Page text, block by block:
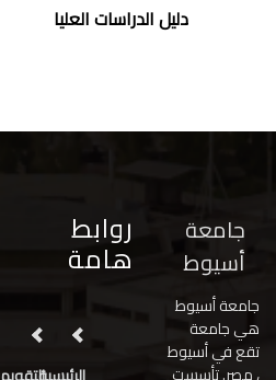
دليل الدراسات العليا
جامعة
أسيوط
جامعة أسيوط
هي جامعة
تقع في أسيوط
روابط
هامة